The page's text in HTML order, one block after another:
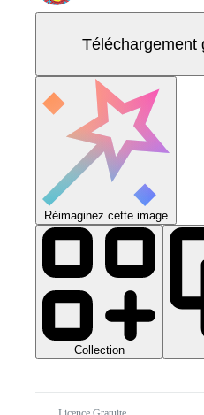
Téléchargement
Réimaginez cette image
Collection